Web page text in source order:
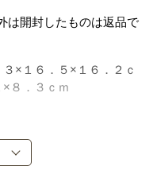
は開封したものは返品で
×１６．５×１６．２ｃ
８．３ｃｍ
税込）、シーズン２＝